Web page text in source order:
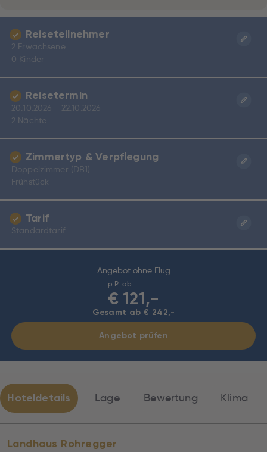
Angebot ohne Flug
p.P. ab
€ 121,-
Gesamt ab € 242,-
Angebot prüfen
Reiseteilnehmer
2 Erwachsene
0 Kinder
Reisetermin
20.10.2026 - 22.10.2026
2 Nächte
Zimmertyp & Verpflegung
Doppelzimmer (DB1)
Frühstück
Tarif
Standardtarif
Hoteldetails Lage Bewertung Klima
Landhaus Rohregger